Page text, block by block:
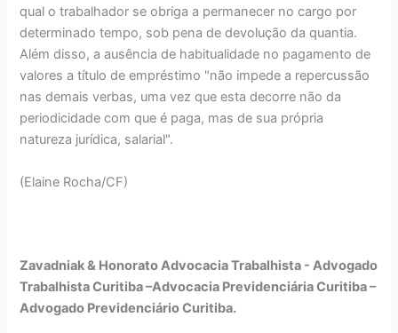
qual o trabalhador se obriga a permanecer no cargo por
determinado tempo, sob pena de devolução da quantia.
Além disso, a ausência de habitualidade no pagamento de
valores a título de empréstimo "não impede a repercussão
nas demais verbas, uma vez que esta decorre não da
periodicidade com que é paga, mas de sua própria
natureza jurídica, salarial".
(Elaine Rocha/CF)
Zavadniak & Honorato Advocacia Trabalhista - Advogado
Trabalhista Curitiba –Advocacia Previdenciária Curitiba –
Advogado Previdenciário Curitiba.